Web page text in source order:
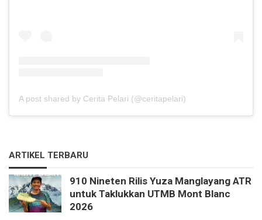
A post shared by Cerita Pelari (@ceritapelari)
ARTIKEL TERBARU
910 Nineten Rilis Yuza Manglayang ATR
untuk Taklukkan UTMB Mont Blanc
2026